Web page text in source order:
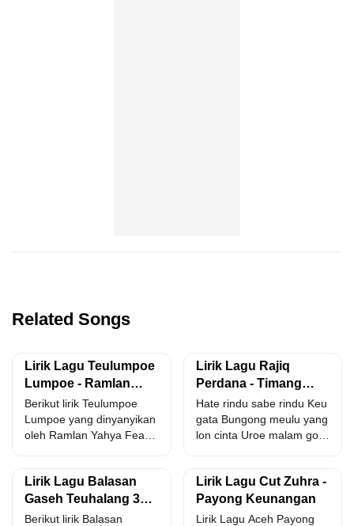
Related Songs
Lirik Lagu Teulumpoe
Lumpoe - Ramlan
Yahya Feat Ami
Rahmi
Berikut lirik Teulumpoe
Lumpoe yang dinyanyikan
oleh Ramlan Yahya Feat
Lirik Lagu Rajiq
Perdana - Timang
Sayang
Hate rindu sabe rindu Keu
gata Bungong meulu yang
lon cinta Uroe malam goet
Lirik Lagu Balasan
Gaseh Teuhalang 30
Juz Qur'an - Cut Rani
Berikut lirik Balasan
Lirik Lagu Cut Zuhra -
Payong Keunangan
Lirik Lagu Aceh Payong